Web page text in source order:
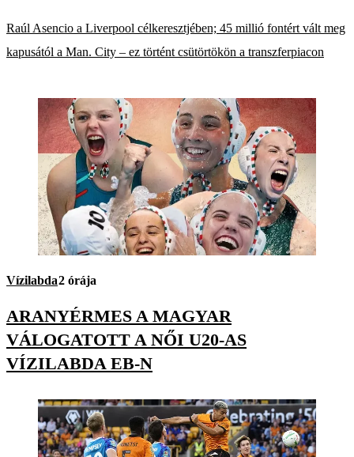
Raúl Asencio a Liverpool célkeresztjében; 45 millió fontért vált meg
kapusától a Man. City – ez történt csütörtökön a transzferpiacon
Vízilabda2 órája
ARANYÉRMES A MAGYAR
VÁLOGATOTT A NŐI U20-AS
VÍZILABDA EB-N